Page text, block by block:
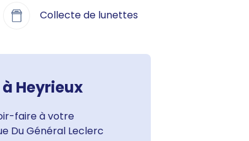
Collecte de lunettes
Heyrieux
faire à votre
Du Général Leclerc